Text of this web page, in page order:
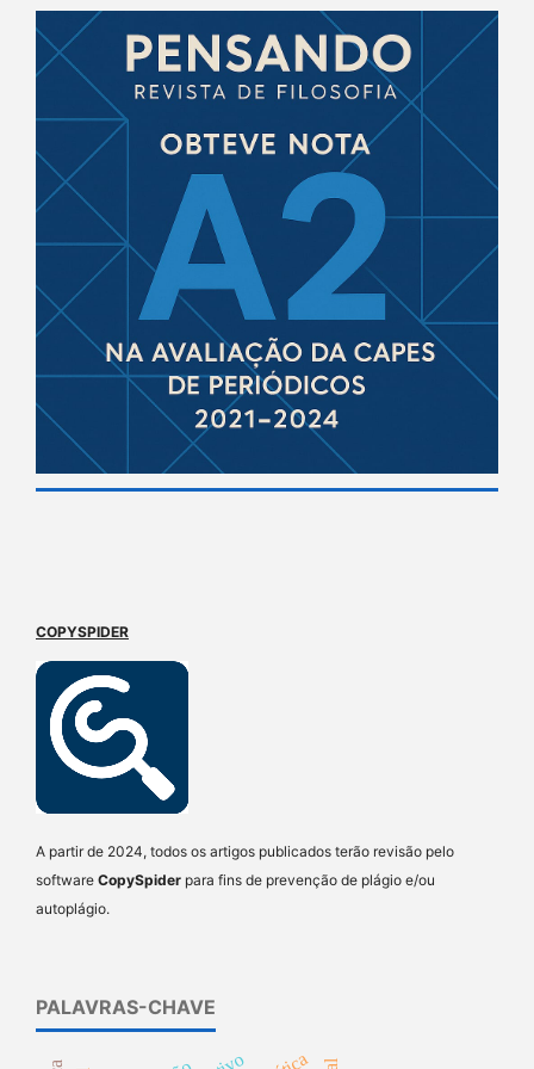
COPYSPIDER
A partir de 2024, todos os artigos publicados terão revisão pelo
software CopySpider para fins de prevenção de plágio e/ou
autoplágio.
PALAVRAS-CHAVE